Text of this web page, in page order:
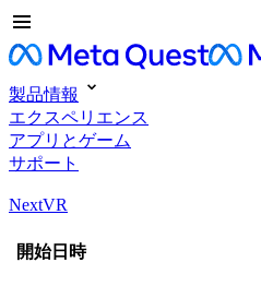
製品情報
エクスペリエンス
アプリとゲーム
サポート
NextVR
開始日時